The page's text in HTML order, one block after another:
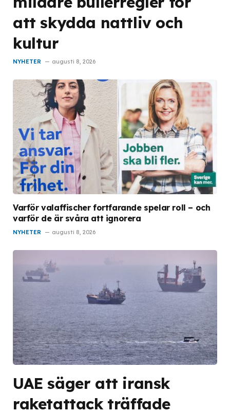
att skydda nattliv och
kultur
NYHETER augusti 8, 2026
Varför valaffischer fortfarande spelar roll – och
varför de är svåra att ignorera
NYHETER augusti 8, 2026
UAE säger att iransk
raketattack träffade